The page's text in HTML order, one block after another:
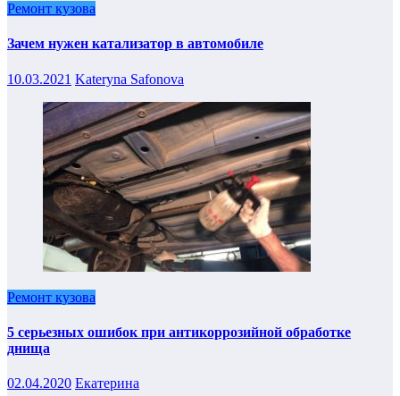
Ремонт кузова
Зачем нужен катализатор в автомобиле
10.03.2021 Kateryna Safonova
Ремонт кузова
5 серьезных ошибок при антикоррозийной обработке
днища
02.04.2020 Екатерина